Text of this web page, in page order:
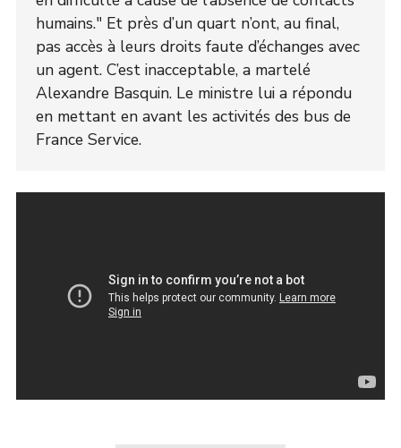
humains." Et près d’un quart n’ont, au final,
pas accès à leurs droits faute d’échanges avec
un agent. C’est inacceptable, a martelé
Alexandre Basquin. Le ministre lui a répondu
en mettant en avant les activités des bus de
France Service.